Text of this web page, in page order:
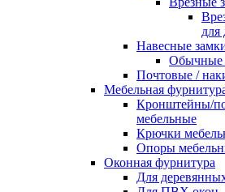
для
Навесные
Обычные
Почтовые /
Мебельная
Кронштейны/
мебельные
Крючки
Опоры
Оконная фурнитура
Для